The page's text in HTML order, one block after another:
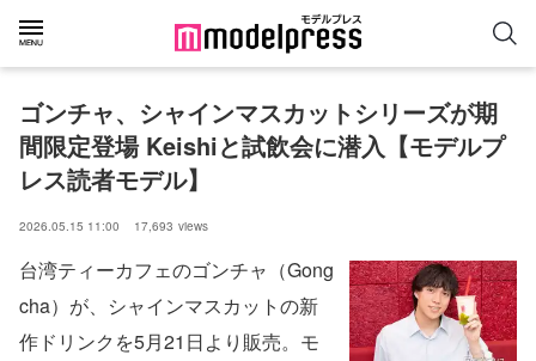
ゴンチャ、シャインマスカットシリーズが期
間限定登場 Keishiと試飲会に潜入【モデルプ
レス読者モデル】
2026.05.15 11:00 17,693 views
台湾ティーカフェのゴンチャ（Gong
cha）が、シャインマスカットの新
作ドリンクを5月21日より販売。モ